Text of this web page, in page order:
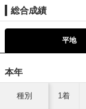
総合成績
平地
本年
種別 1着